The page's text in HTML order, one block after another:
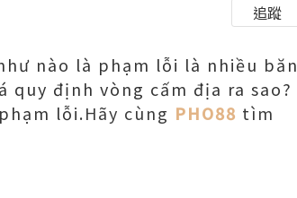
追蹤
nào là phạm lỗi là nhiều băn
định vòng cấm địa ra sao?
lỗi.Hãy cùng PHO88 tìm